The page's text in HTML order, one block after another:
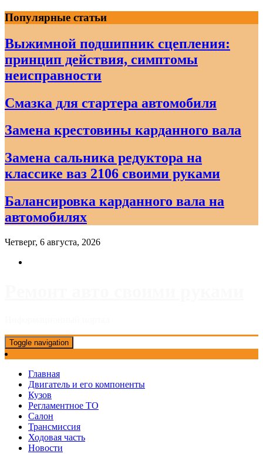
Skip
to
content
Популярные статьи
Выжимной подшипник сцепления:
принцип действия, симптомы
неисправности
Смазка для стартера автомобиля
Замена крестовины карданного вала
Замена сальника редуктора на
классике ваз 2106 своими руками
Балансировка карданного вала на
автомобилях
Четверг, 6 августа, 2026
Toggle navigation
Главная
Двигатель и его компоненты
Кузов
Регламентное ТО
Салон
Трансмиссия
Ходовая часть
Новости